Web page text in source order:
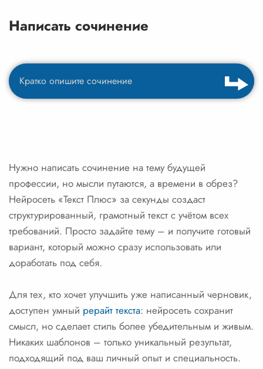
Написать сочинение
Нужно написать сочинение на тему будущей
профессии, но мысли путаются, а времени в обрез?
Нейросеть «Текст Плюс» за секунды создаст
структурированный, грамотный текст с учётом всех
требований. Просто задайте тему – и получите готовый
вариант, который можно сразу использовать или
доработать под себя.
Для тех, кто хочет улучшить уже написанный черновик,
доступен умный рерайт текста: нейросеть сохранит
смысл, но сделает стиль более убедительным и живым.
Никаких шаблонов – только уникальный результат,
подходящий под ваш личный опыт и специальность.